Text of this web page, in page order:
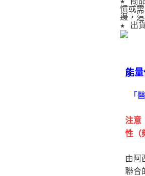
慣或
邊，
★ 出
能
「
注意
性（
由阿
聯合